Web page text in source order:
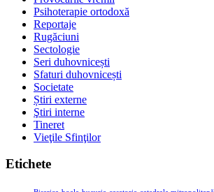
Psihoterapie ortodoxă
Reportaje
Rugăciuni
Sectologie
Seri duhovnicești
Sfaturi duhovnicești
Societate
Știri externe
Ştiri interne
Tineret
Vieţile Sfinţilor
Etichete